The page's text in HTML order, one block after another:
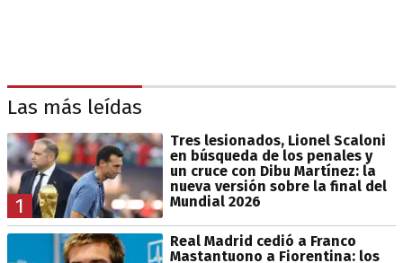
Las más leídas
1
Tres lesionados, Lionel Scaloni
en búsqueda de los penales y
un cruce con Dibu Martínez: la
nueva versión sobre la final del
Mundial 2026
Real Madrid cedió a Franco
Mastantuono a Fiorentina: los